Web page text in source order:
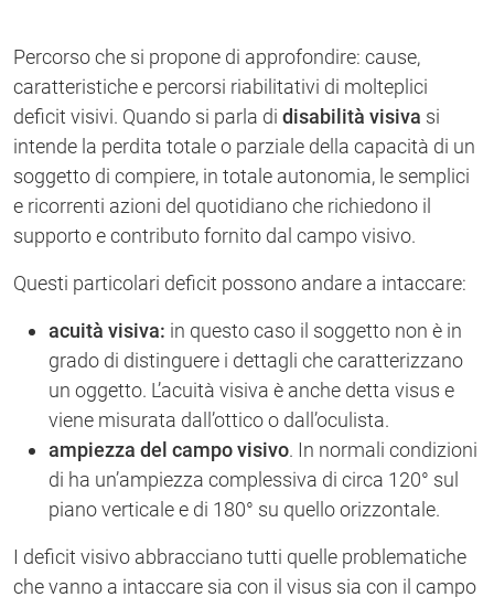
Percorso che si propone di approfondire: cause,
caratteristiche e percorsi riabilitativi di molteplici
deficit visivi. Quando si parla di disabilità visiva si
intende la perdita totale o parziale della capacità di un
soggetto di compiere, in totale autonomia, le semplici
e ricorrenti azioni del quotidiano che richiedono il
supporto e contributo fornito dal campo visivo.
Questi particolari deficit possono andare a intaccare:
acuità visiva: in questo caso il soggetto non è in
grado di distinguere i dettagli che caratterizzano
un oggetto. L’acuità visiva è anche detta visus e
viene misurata dall’ottico o dall’oculista.
ampiezza del campo visivo. In normali condizioni
di ha un’ampiezza complessiva di circa 120° sul
piano verticale e di 180° su quello orizzontale.
I deficit visivo abbracciano tutti quelle problematiche
che vanno a intaccare sia con il visus sia con il campo